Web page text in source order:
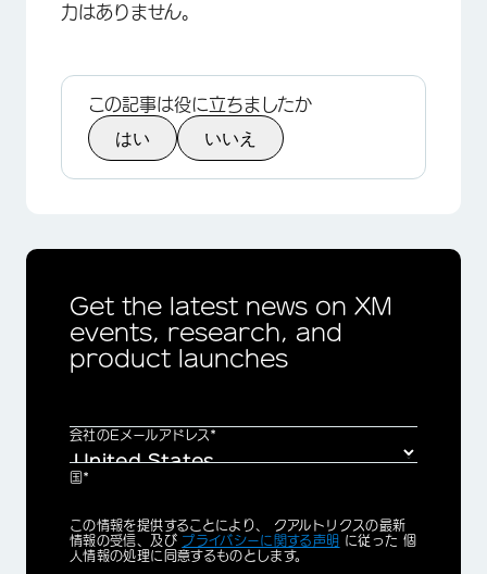
力はありません。
この記事は役に立ちましたか
はい いいえ
Get the latest news on XM
events, research, and
product launches
会社のEメールアドレス*
国*
Privacy
Optin
この情報を提供することにより、 クアルトリクスの最新
情報の受信、及び プライバシーに関する声明 に従った 個
人情報の処理に同意するものとします。